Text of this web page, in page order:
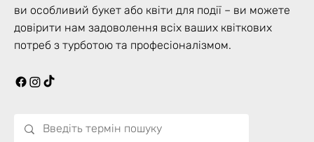
ви особливий букет або квіти для події – ви можете
довірити нам задоволення всіх ваших квіткових
потреб з турботою та професіоналізмом.